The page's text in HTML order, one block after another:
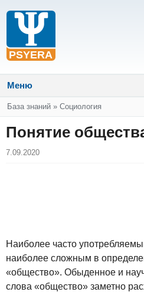
Меню
Вы здесь
База знаний » Социология
Понятие
7.09.2020
Наиболее часто
наиболее сложным в
«общество». Обыденное и
слова «общество» заметно